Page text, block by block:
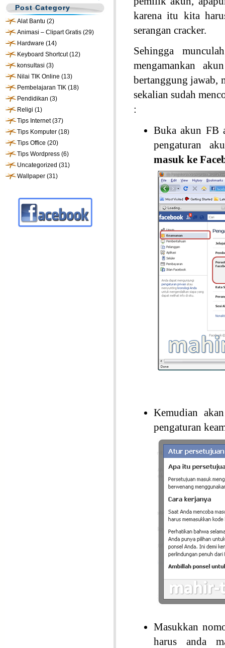
Post Category
Alat Bantu (2)
Animasi – Clipart Gratis (29)
Hardware (14)
Keyboard Shortcut(12)
konsultasi (3)
Nilai TIK Online (13)
Pembelajaran TIK (18)
Pendidikan (3)
Religi (1)
Tips Internet(37)
Tips Komputer (18)
Tips Office (20)
Tips Wordpress (6)
Uncategorized (31)
Wallpaper (31)
karena itu kita
serangan cracker.
Sehingga
mengamankan
bertanggung jawab,
sekalian sudah
:
Buka akun FB
pengaturan
masuk ke
Kemudian
pengaturan
Masukkan
harus anda